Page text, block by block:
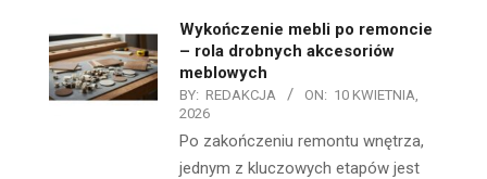
Wykończenie mebli po remoncie
– rola drobnych akcesoriów
meblowych
BY: REDAKCJA ON: 10 KWIETNIA,
2026
Po zakończeniu remontu wnętrza,
jednym z kluczowych etapów jest